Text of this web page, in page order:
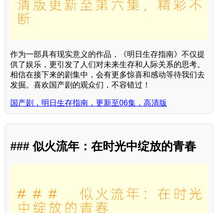
作为一部具有现实意义的作品，《明日生存指南》不仅提
供了娱乐，更引发了人们对未来生存和人际关系的思考。
相信在接下来的剧集中，会有更多惊喜和感动等待我们去
发掘。喜欢国产剧的观众们，不容错过！
国产剧，明日生存指南，更新至06集，高清版
### 似火流年：在时光中绽放的青春